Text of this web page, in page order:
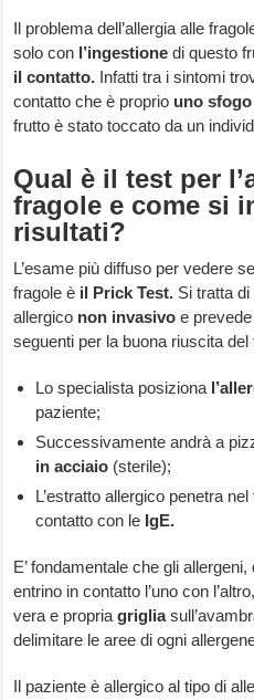
Il problema dell’allergia alle
solo con l’ingestione di questo
il contatto. Infatti tra i sintomi
contatto che è proprio uno
frutto è stato toccato da un
Qual è il test per
fragole e come si
risultati?
L’esame più diffuso per vedere
fragole è il Prick Test. Si tratta
allergico non invasivo e
seguenti per la buona riuscita del
Lo specialista posiziona
paziente;
Successivamente andrà a
in acciaio (sterile);
L’estratto allergico penetra
contatto con le IgE.
E’ fondamentale che gli
entrino in contatto l’uno con
vera e propriagriglia
delimitare le aree di ogni
Il paziente è allergico al tipo di